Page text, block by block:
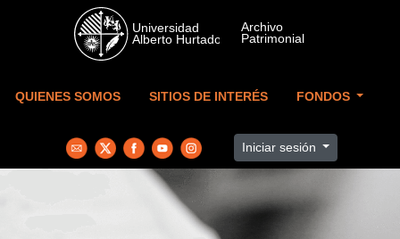
Skip to main content
QUIENES SOMOS SITIOS DE INTERÉS FONDOS
Iniciar sesión